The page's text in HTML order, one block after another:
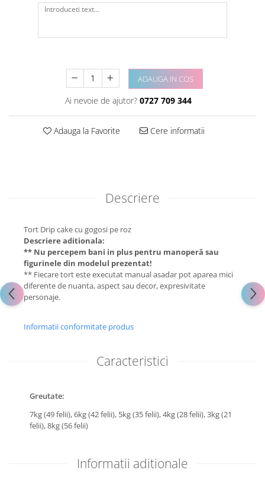
ADAUGA IN COS
Ai nevoie de ajutor? 0727 709 344
Adauga la Favorite Cere informatii
Descriere
Tort Drip cake cu gogosi pe roz
Descriere aditionala:
** Nu percepem bani in plus pentru manoperă sau
figurinele din modelul prezentat!
** Fiecare tort este executat manual asadar pot aparea mici
diferente de nuanta, aspect sau decor, expresivitate
personaje.
Informatii conformitate produs
Caracteristici
Greutate:
7kg (49 felii),6kg (42 felii), 5kg (35 felii),4kg (28 felii),3kg (21
felii),8kg (56 felii)
Informatii aditionale